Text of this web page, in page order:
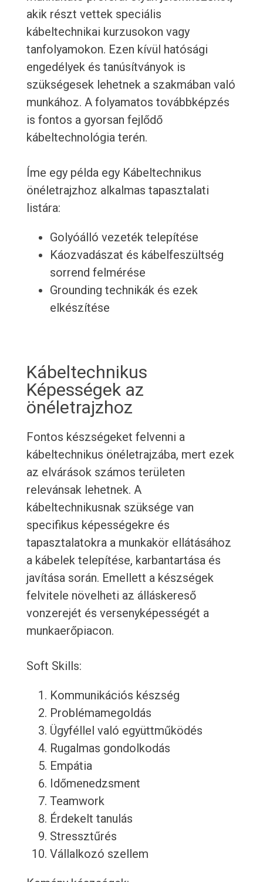
akik részt vettek speciális
kábeltechnikai kurzusokon vagy
tanfolyamokon. Ezen kívül hatósági
engedélyek és tanúsítványok is
szükségesek lehetnek a szakmában való
munkához. A folyamatos továbbképzés
is fontos a gyorsan fejlődő
kábeltechnológia terén.
Íme egy példa egy Kábeltechnikus
önéletrajzhoz alkalmas tapasztalati
listára:
Golyóálló vezeték telepítése
Káozvadászat és kábelfeszültség
sorrend felmérése
Grounding technikák és ezek
elkészítése
Kábeltechnikus
Képességek az
önéletrajzhoz
Fontos készségeket felvenni a
kábeltechnikus önéletrajzába, mert ezek
az elvárások számos területen
relevánsak lehetnek. A
kábeltechnikusnak szüksége van
specifikus képességekre és
tapasztalatokra a munkakör ellátásához
a kábelek telepítése, karbantartása és
javítása során. Emellett a készségek
felvitele növelheti az álláskereső
vonzerejét és versenyképességét a
munkaerőpiacon.
Soft Skills:
Kommunikációs készség
Problémamegoldás
Ügyféllel való együttműködés
Rugalmas gondolkodás
Empátia
Időmenedzsment
Teamwork
Érdekelt tanulás
Stressztűrés
Vállalkozó szellem